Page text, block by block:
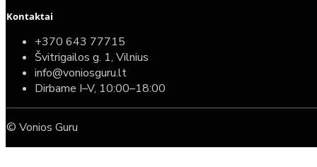
Kontaktai
+370 643 77715
Švitrigailos g. 1, Vilnius
info@voniosguru.lt
Dirbame I–V, 10:00–18:00
© Vonios Guru